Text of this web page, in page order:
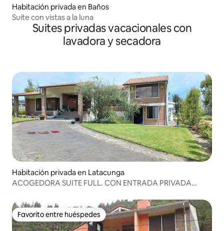
Habitación privada en Baños
Suite con vistas a la luna
Suites privadas vacacionales con
lavadora y secadora
Habitación privada en Latacunga
ACOGEDORA SUITE FULL. CON ENTRADA PRIVADA
Favorito entre huéspedes
Favorito entre huéspedes